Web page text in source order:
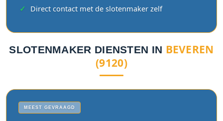
Direct contact met de slotenmaker zelf
SLOTENMAKER DIENSTEN IN BEVEREN
(9120)
MEEST GEVRAAGD